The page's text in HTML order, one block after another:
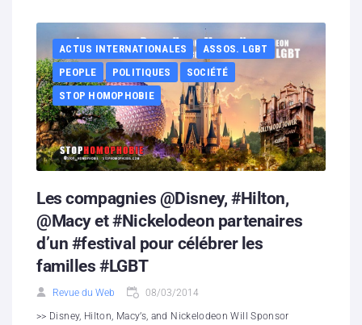
Partenaires
Contacts
Hébergement solidaire
ACTUS INTERNATIONALES
ASSOS. LGBT
PEOPLE
POLITIQUES
SOCIÉTÉ
STOP HOMOPHOBIE
Les compagnies @Disney, #Hilton,
@Macy et #Nickelodeon partenaires
d’un #festival pour célébrer les
familles #LGBT
Revue du Web 08/03/2014
>> Disney, Hilton, Macy’s, and Nickelodeon Will Sponsor